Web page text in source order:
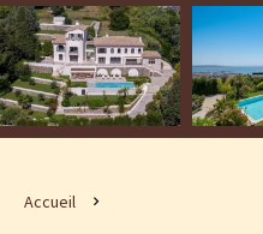
Accueil